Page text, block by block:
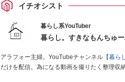
イチオシスト
暮らし系YouTuber
暮らし。すきなもんちゅ
アラフォー主婦。YouTubeチャンネル【暮ら
だけを配信。為になる動画を撮りたく整理収